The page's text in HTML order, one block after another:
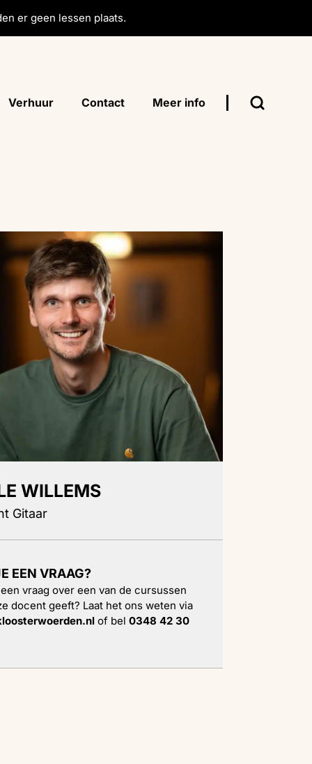
er geen lessen plaats.
Verhuur Contact Meer info
WILLEMS
Gitaar
EEN VRAAG?
vraag over een van de cursussen
docent geeft? Laat het ons weten via
of bel0348 42 30